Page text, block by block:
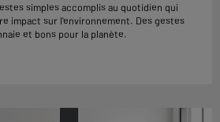
simples accomplis au quotidien qui
impact sur l'environnement. Des gestes
et bons pour la planète.